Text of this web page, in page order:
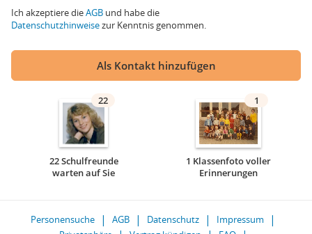
Ich akzeptiere dieAGB und habe die
Datenschutzhinweisezur Kenntnis genommen.
Als Kontakt hinzufügen
22
22 Schulfreunde
warten auf Sie
1
1 Klassenfoto voller
Erinnerungen
Personensuche AGB Datenschutz
Impressum